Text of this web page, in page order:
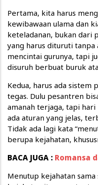
Pertama, kita harus
kewibawaan ulama dan
keteladanan, bukan dari
yang harus dituruti tanpa
mencintai gurunya, tapi
disuruh berbuat buruk
Kedua, harus ada sistem
tegas. Dulu pesantren
amanah terjaga, tapi hari
ada aturan yang jelas,
Tidak ada lagi kata
berupa kejahatan,
BACA JUGA : Romansa
Menutup kejahatan